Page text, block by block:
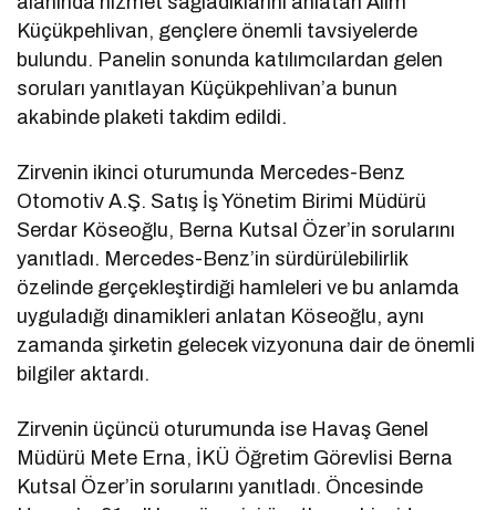
Küçükpehlivan, gençlere önemli tavsiyelerde
bulundu. Panelin sonunda katılımcılardan gelen
soruları yanıtlayan Küçükpehlivan’a bunun
akabinde plaketi takdim edildi.
Zirvenin ikinci oturumunda Mercedes-Benz
Otomotiv A.Ş. Satış İş Yönetim Birimi Müdürü
Serdar Köseoğlu, Berna Kutsal Özer’in sorularını
yanıtladı. Mercedes-Benz’in sürdürülebilirlik
özelinde gerçekleştirdiği hamleleri ve bu anlamda
uyguladığı dinamikleri anlatan Köseoğlu, aynı
zamanda şirketin gelecek vizyonuna dair de önemli
bilgiler aktardı.
Zirvenin üçüncü oturumunda ise Havaş Genel
Müdürü Mete Erna, İKÜ Öğretim Görevlisi Berna
Kutsal Özer’in sorularını yanıtladı. Öncesinde